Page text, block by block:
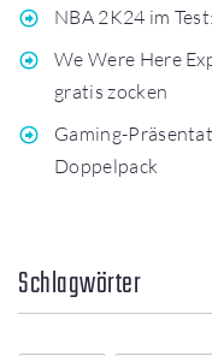
NBA 2K24 im
We Were Here
gratis zocken
Gaming-
Doppelpack
Schlagwörter